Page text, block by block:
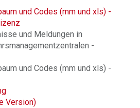
und Codes (mm und xls) -
und Meldungen in
-
und Codes (mm und xls) -
Version)